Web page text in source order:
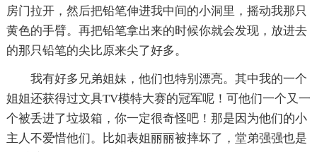
房门拉开，然后把铅笔伸进我中间的小洞里，摇动我那只
黄色的手臂。再把铅笔拿出来的时候你就会发现，放进去
的那只铅笔的尖比原来尖了好多。
我有好多兄弟姐妹，他们也特别漂亮。其中我的一个
姐姐还获得过文具TV模特大赛的冠军呢！可他们一个又一
个被丢进了垃圾箱，你一定很奇怪吧！那是因为他们的小
主人不爱惜他们。比如表姐丽丽被摔坏了，堂弟强强也是